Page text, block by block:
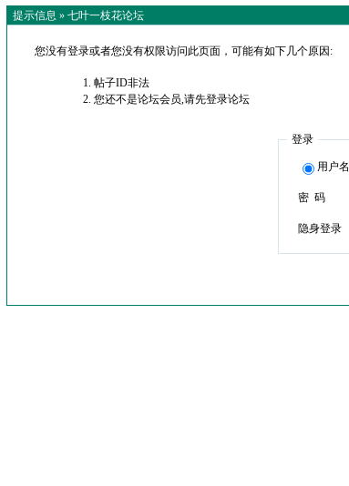
提示信息 » 七叶一枝花论坛
您没有登录或者您没有权限访问此页面，可能有如下几个原因:
帖子ID非法
您还不是论坛会员,请先登录论坛
登录
用户名
密 码
隐身登录